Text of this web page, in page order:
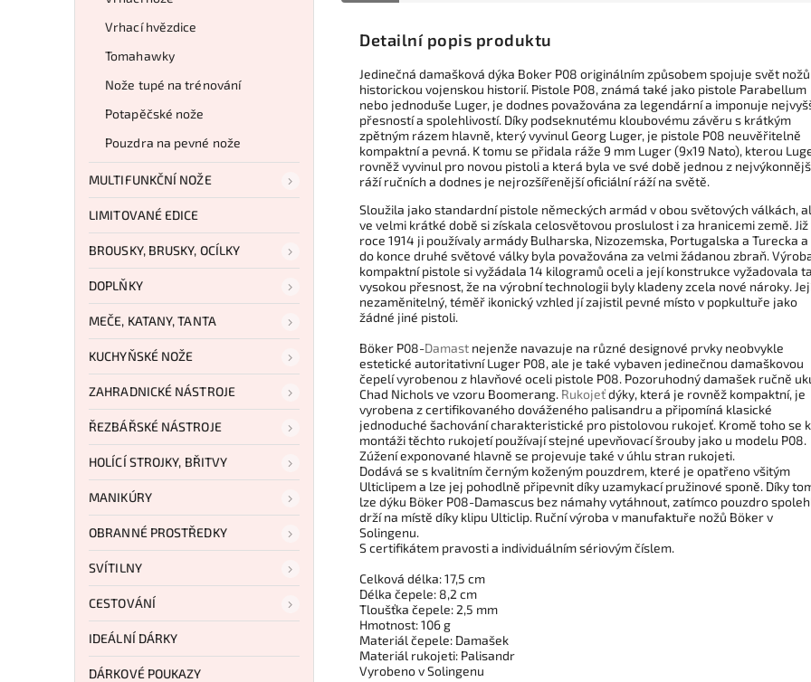
Vrhací hvězdice
Tomahawky
Nože tupé na trénování
Potapěčské nože
Pouzdra na pevné nože
MULTIFUNKČNÍ NOŽE
LIMITOVANÉ EDICE
BROUSKY, BRUSKY, OCÍLKY
DOPLŇKY
MEČE, KATANY, TANTA
KUCHYŇSKÉ NOŽE
ZAHRADNICKÉ NÁSTROJE
ŘEZBÁŘSKÉ NÁSTROJE
HOLÍCÍ STROJKY, BŘITVY
MANIKÚRY
OBRANNÉ PROSTŘEDKY
SVÍTILNY
CESTOVÁNÍ
IDEÁLNÍ DÁRKY
DÁRKOVÉ POUKAZY
Detailní popis produktu
Jedinečná damašková dýka Boker P08 originálním způsobem spojuje svět
historickou vojenskou historií. Pistole P08, známá také jako pistole Parabellum
nebo jednoduše Luger, je dodnes považována za legendární a imponuje
přesností a spolehlivostí. Díky podseknutému kloubovému závěru s krátkým
zpětným rázem hlavně, který vyvinul Georg Luger, je pistole P08 neuvěřitelně
kompaktní a pevná. K tomu se přidala ráže 9 mm Luger (9x19 Nato), kterou
rovněž vyvinul pro novou pistoli a která byla ve své době jednou z
ráží ručních a dodnes je nejrozšířenější oficiální ráží na světě.
Sloužila jako standardní pistole německých armád v obou světových válkách,
ve velmi krátké době si získala celosvětovou proslulost i za hranicemi země. Již
roce 1914 ji používaly armády Bulharska, Nizozemska, Portugalska a Turecka a
do konce druhé světové války byla považována za velmi žádanou zbraň.
kompaktní pistole si vyžádala 14 kilogramů oceli a její konstrukce vyžadovala
vysokou přesnost, že na výrobní technologii byly kladeny zcela nové nároky.
nezaměnitelný, téměř ikonický vzhled jí zajistil pevné místo v popkultuře jako
žádné jiné pistoli.
Böker P08-Damast nejenže navazuje na různé designové prvky neobvykle
estetické autoritativní Luger P08, ale je také vybaven jedinečnou damaškovou
čepelí vyrobenou z hlavňové oceli pistole P08. Pozoruhodný damašek ručně
Chad Nichols ve vzoru Boomerang. Rukojeťdýky, která je rovněž kompaktní, je
vyrobena z certifikovaného dováženého palisandru a připomíná klasické
jednoduché šachování charakteristické pro pistolovou rukojeť. Kromě toho se k
montáži těchto rukojetí používají stejné upevňovací šrouby jako u modelu P08.
Zúžení exponované hlavně se projevuje také v úhlu stran rukojeti.
Dodává se s kvalitním černým koženým pouzdrem, které je opatřeno všitým
Ulticlipem a lze jej pohodlně připevnit díky uzamykací pružinové sponě. Díky
lze dýku Böker P08-Damascus bez námahy vytáhnout, zatímco pouzdro
drží na místě díky klipu Ulticlip. Ruční výroba v manufaktuře nožů Böker v
Solingenu.
S certifikátem pravosti a individuálním sériovým číslem.
Celková délka: 17,5 cm
Délka čepele: 8,2 cm
Tloušťka čepele: 2,5 mm
Hmotnost: 106 g
Materiál čepele: Damašek
Materiál rukojeti: Palisandr
Vyrobeno v Solingenu